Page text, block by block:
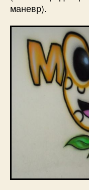
маневр).